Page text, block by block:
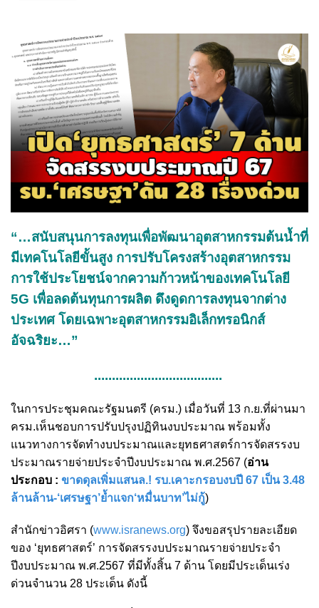
“…สนับสนุนการลงทุนเพื่อพัฒนาอุตสาหกรรมต้นน้ำที่
มีเทคโนโลยีขั้นสูง การปรับโครงสร้างอุตสาหกรรม
การใช้ประโยชน์จากความก้าวหน้าของเทคโนโลยี
5G เพื่อลดต้นทุนการผลิต ดึงดูดการลงทุนจากต่าง
ประเทศ โดยเฉพาะอุตสาหกรรมอิเล็กทรอนิกส์
อัจฉริยะ…”
....................................
ในการประชุมคณะรัฐมนตรี (ครม.) เมื่อวันที่ 13 ก.ย.ที่ผ่านมา
ครม.เห็นชอบการปรับปรุงปฏิทินงบประมาณ พร้อมทั้ง
แนวทางการจัดทำงบประมาณและยุทธศาสตร์การจัดสรรงบ
ประมาณรายจ่ายประจำปีงบประมาณ พ.ศ.2567 (อ่าน
ประกอบ : ขาดดุลเพิ่มแสนล.! รบ.เคาะกรอบงบปี 67 เป็น 3.48
ล้านล้าน-‘เศรษฐา’ย้ำแจก‘หมื่นบาท’ไม่กู้)
สำนักข่าวอิศรา (www.isranews.org) จึงขอสรุปรายละเอียด
ของ ‘ยุทธศาสตร์’ การจัดสรรงบประมาณรายจ่ายประจำ
ปีงบประมาณ พ.ศ.2567 ที่มีทั้งสิ้น 7 ด้าน โดยมีประเด็นเร่ง
ด่วนจำนวน 28 ประเด็น ดังนี้